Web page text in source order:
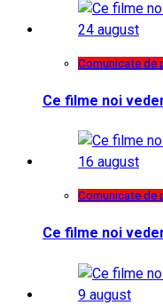
Comunicate de
Ce filme noi
Comunicate de
Ce filme noi